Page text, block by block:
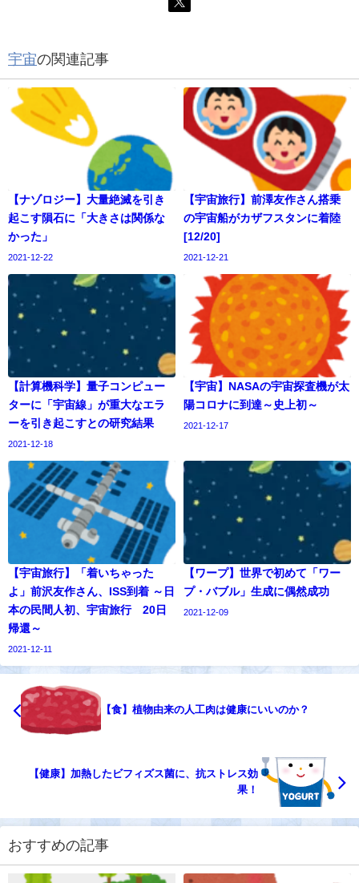
宇宙の関連記事
【ナゾロジー】大量絶滅を引き
起こす隕石に「大きさは関係な
かった」
2021-12-22
【宇宙旅行】前澤友作さん搭乗
の宇宙船がカザフスタンに着陸
[12/20]
2021-12-21
【計算機科学】量子コンピュー
ターに「宇宙線」が重大なエラ
ーを引き起こすとの研究結果
2021-12-18
【宇宙】NASAの宇宙探査機が太
陽コロナに到達～史上初～
2021-12-17
【宇宙旅行】「着いちゃった
よ」前沢友作さん、ISS到着 ～日
本の民間人初、宇宙旅行 20日
帰還～
2021-12-11
【ワープ】世界で初めて「ワー
プ・バブル」生成に偶然成功
2021-12-09
【食】植物由来の人工肉は健康にいいのか？
【健康】加熱したビフィズス菌に、抗ストレス効
果！
おすすめの記事